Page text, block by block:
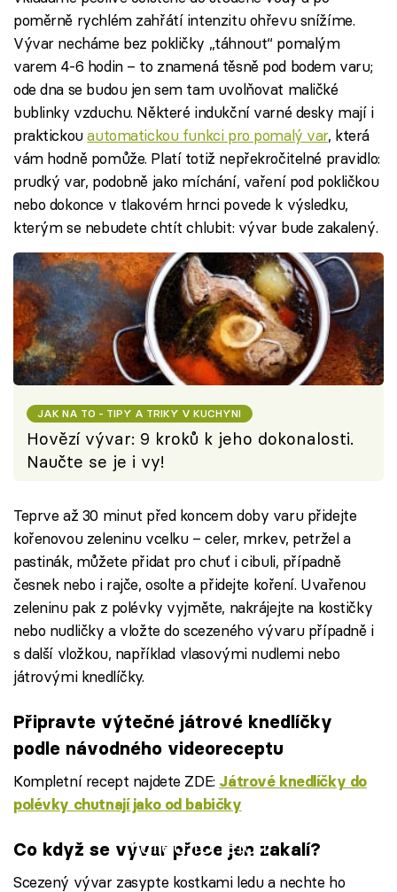
poměrně rychlém zahřátí intenzitu ohřevu snížíme.
Vývar necháme bez pokličky „táhnout“ pomalým
varem 4-6 hodin – to znamená těsně pod bodem varu;
ode dna se budou jen sem tam uvolňovat maličké
bublinky vzduchu. Některé indukční varné desky mají i
praktickouautomatickou funkci pro pomalý var, která
vám hodně pomůže. Platí totiž nepřekročitelné pravidlo:
prudký var, podobně jako míchání, vaření pod pokličkou
nebo dokonce v tlakovém hrnci povede k výsledku,
kterým se nebudete chtít chlubit: vývar bude zakalený.
JAK NA TO - TIPY A TRIKY V KUCHYNI
Hovězí vývar: 9 kroků k jeho dokonalosti.
Naučte se je i vy!
Teprve až 30 minut před koncem doby varu přidejte
kořenovou zeleninu vcelku – celer, mrkev, petržel a
pastinák, můžete přidat pro chuť i cibuli, případně
česnek nebo i rajče, osolte a přidejte koření. Uvařenou
zeleninu pak z polévky vyjměte, nakrájejte na kostičky
nebo nudličky a vložte do scezeného vývaru případně i
s další vložkou, například vlasovými nudlemi nebo
játrovými knedlíčky.
Připravte výtečné játrové knedlíčky
podle návodného videoreceptu
Kompletní recept najdete ZDE: Játrové knedlíčky do
polévky chutnají jako od babičky
Failed to fetch
Co když se vývar přece jen zakalí?
Scezený vývar zasypte kostkami ledu a nechte ho